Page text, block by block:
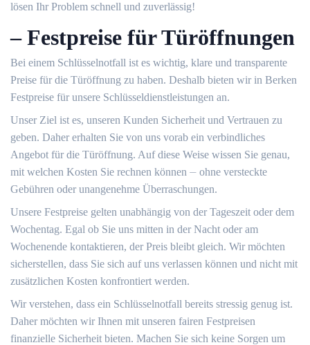
lösen Ihr Problem schnell und zuverlässig!​
– Festpreise für Türöffnungen
Bei einem Schlüsselnotfall ist es wichtig, klare und transparente
Preise für die Türöffnung zu haben.​ Deshalb bieten wir in Berken
Festpreise für unsere Schlüsseldienstleistungen an.​
Unser Ziel ist es, unseren Kunden Sicherheit und Vertrauen zu
geben.​ Daher erhalten Sie von uns vorab ein verbindliches
Angebot für die Türöffnung. Auf diese Weise wissen Sie genau,
mit welchen Kosten Sie rechnen können ⏤ ohne versteckte
Gebühren oder unangenehme Überraschungen.
Unsere Festpreise gelten unabhängig von der Tageszeit oder dem
Wochentag.​ Egal ob Sie uns mitten in der Nacht oder am
Wochenende kontaktieren, der Preis bleibt gleich.​ Wir möchten
sicherstellen, dass Sie sich auf uns verlassen können und nicht mit
zusätzlichen Kosten konfrontiert werden.​
Wir verstehen, dass ein Schlüsselnotfall bereits stressig genug ist.
Daher möchten wir Ihnen mit unseren fairen Festpreisen
finanzielle Sicherheit bieten.​ Machen Sie sich keine Sorgen um